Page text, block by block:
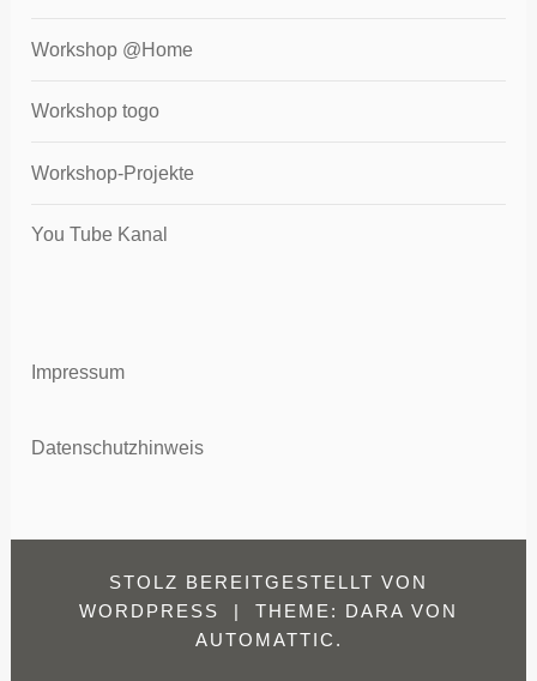
Workshop @Home
Workshop togo
Workshop-Projekte
You Tube Kanal
Impressum
Datenschutzhinweis
STOLZ BEREITGESTELLT VON
WORDPRESS
|
THEME: DARA VON
AUTOMATTIC .